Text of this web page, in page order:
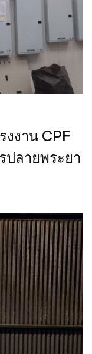
งาน CPF
ลายพระยา